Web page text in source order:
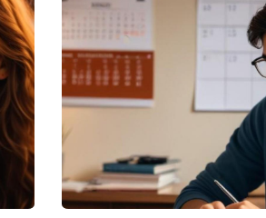
para atraer y retener clientes.
del mercado, puede posicionar
mensaje. Por ejemplo, un agente
negocio inmobiliario. Los nuevos
y agentes hipotecarios.